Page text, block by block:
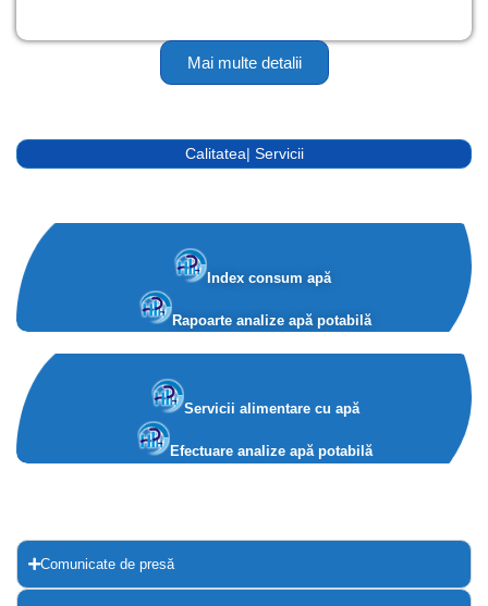
Mai multe detalii
Calitatea apei / Servicii
Index consum apă
Rapoarte analize apă potabilă
Servicii alimentare cu apă
Efectuare analize apă potabilă
Comunicate de presă